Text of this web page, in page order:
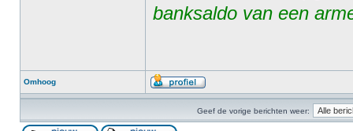
banksaldo van een
Omhoog
Geef de vorige berichten weer: